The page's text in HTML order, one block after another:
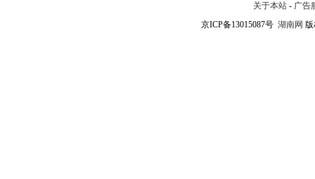
关于本站 - 广告
京ICP备13015087号湖南网 版